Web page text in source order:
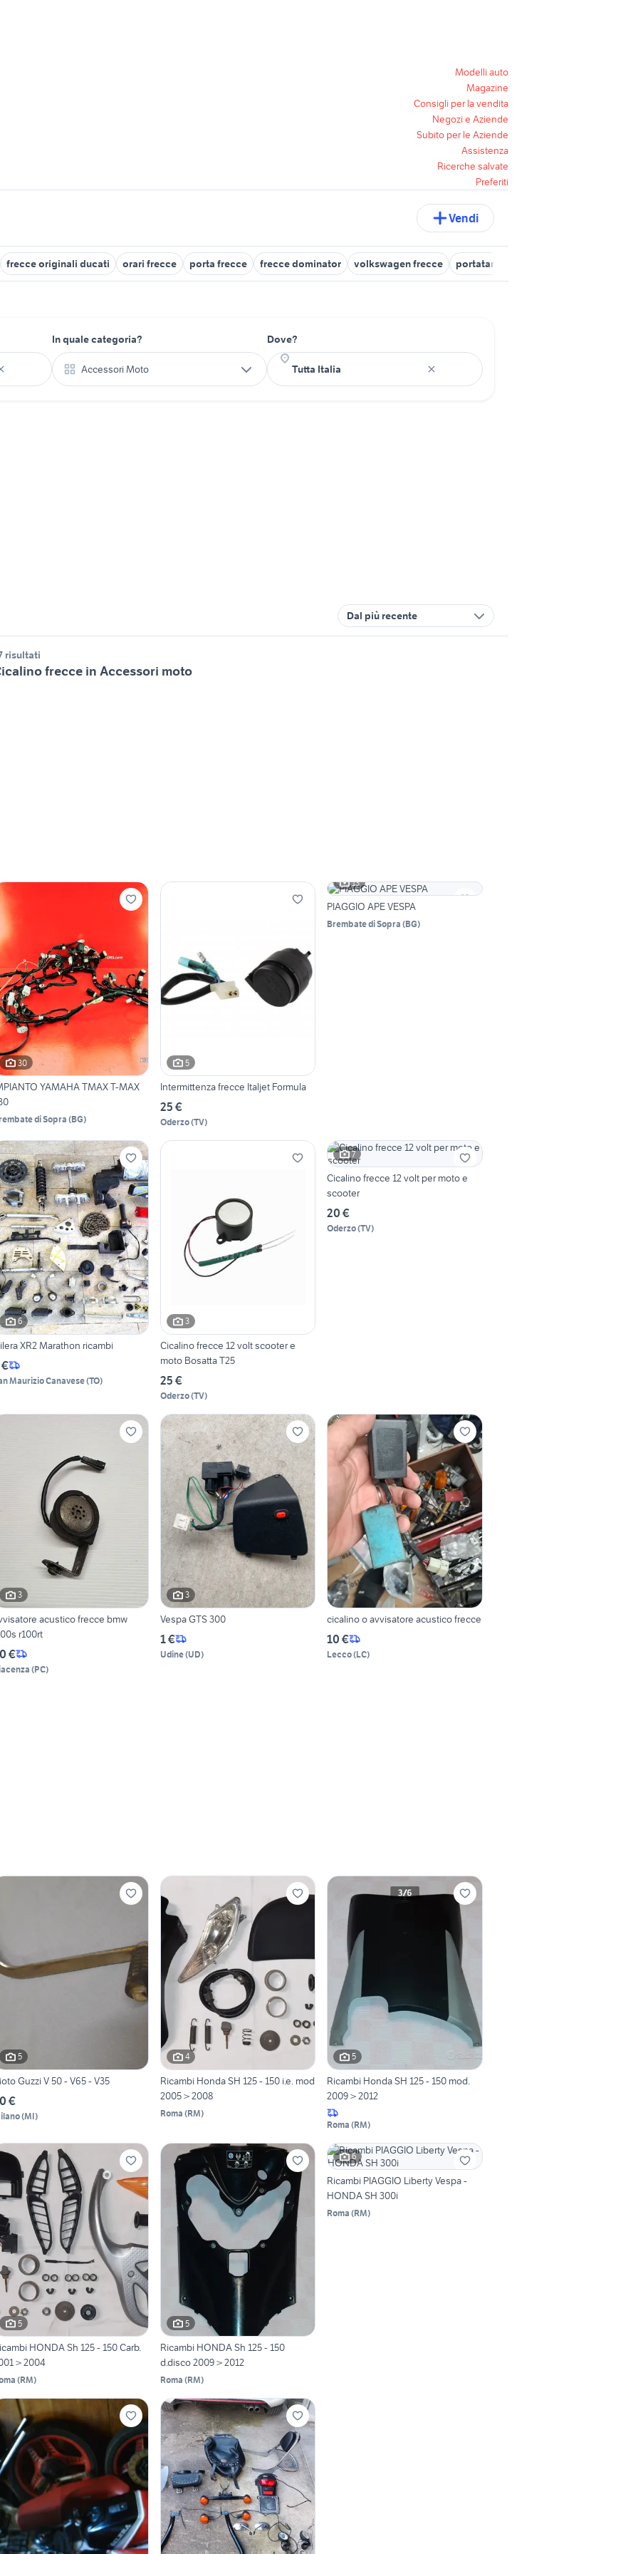
Modelli auto
Magazine
Consigli per la vendita
Negozi e Aziende
Subito per le Aziende
Assistenza
Ricerche salvate
Preferiti
Vendi
frecce originali ducati orari frecce porta frecce frecce dominator volkswagen frecce portatarga con frecce
In quale categoria?
Accessori Moto
Dove?
Dal più recente
risultati
frecce in Accessori moto
30
YAMAHA TMAX T-MAX
di Sopra (BG)
5
Intermittenza frecce Italjet Formula
25 €
Oderzo(TV)
13
PIAGGIO APE VESPA
Brembate di Sopra (BG)
6
XR2 Marathon ricambi
Maurizio Canavese(TO)
3
Cicalino frecce 12 volt scooter e
moto Bosatta T25
25 €
Oderzo(TV)
7
Cicalino frecce 12 volt per moto e
scooter
20 €
Oderzo(TV)
3
acustico frecce bmw
r100rt
€
(PC)
3
Vespa GTS 300
1 €
Udine(UD)
cicalino o avvisatore acustico frecce
10 €
Lecco(LC)
5
Guzzi V 50 - V65 - V35
€
(MI)
4
Ricambi Honda SH 125 - 150 i.e. mod
2005 > 2008
Roma (RM)
5
Ricambi Honda SH 125 - 150 mod.
2009 > 2012
Roma (RM)
5
HONDA Sh 125 - 150 Carb.
> 2004
(RM)
5
Ricambi HONDA Sh 125 - 150
d.disco 2009 > 2012
Roma (RM)
6
Ricambi PIAGGIO Liberty Vespa -
HONDA SH 300i
Roma (RM)